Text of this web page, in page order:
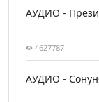
АУДИО -
4627787
АУДИО -